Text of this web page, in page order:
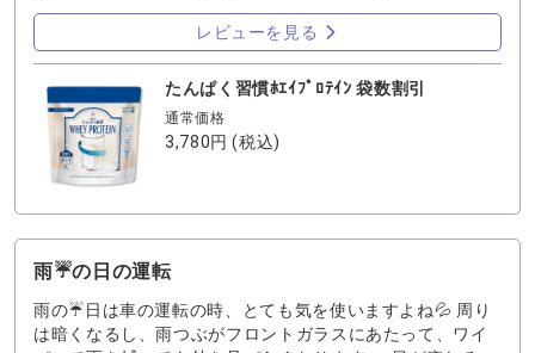
速度のはやいホエイプロテイン（動物性）と吸収速度がゆ
っくりなソイプロテイン（植物性）の2種類を同時に摂取す
ることで、たんぱく質の吸収性を持続させることが確認さ
れています。 お気に入りの味の『たんぱく習慣』を見つけ
て健やかなカラダを目指しましょう❤️
レビューを見る
たんぱく習慣ﾎｴｲﾌﾟﾛﾃｲﾝ 袋数割引
通常価格
3,780円(税込)
雨☔️の日の運転
雨の☔日は車の運転の時、とても気を使いますよね💦 周り
は暗くなるし、雨つぶがフロントガラスにあたって、ワイ